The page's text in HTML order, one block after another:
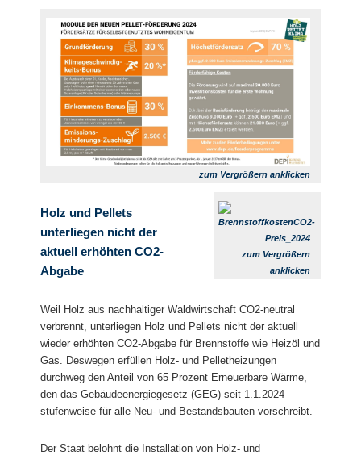
zum Vergrößern anklicken
zum Vergrößern
anklicken
Holz und Pellets
unterliegen nicht der
aktuell erhöhten CO2-
Abgabe
Weil Holz aus nachhaltiger Waldwirtschaft CO2-neutral
verbrennt, unterliegen Holz und Pellets nicht der aktuell
wieder erhöhten CO2-Abgabe für Brennstoffe wie Heizöl und
Gas. Deswegen erfüllen Holz- und Pelletheizungen
durchweg den Anteil von 65 Prozent Erneuerbare Wärme,
den das Gebäudeenergiegesetz (GEG) seit 1.1.2024
stufenweise für alle Neu- und Bestandsbauten vorschreibt.
Der Staat belohnt die Installation von Holz- und